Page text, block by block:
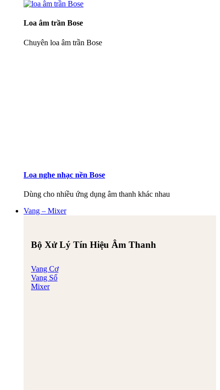
Loa âm trần Bose
Chuyên loa âm trần Bose
Loa nghe nhạc nền Bose
Dùng cho nhiều ứng dụng âm thanh khác nhau
Vang – Mixer
Bộ Xử Lý Tín Hiệu Âm Thanh
Vang Cơ
Vang Số
Mixer